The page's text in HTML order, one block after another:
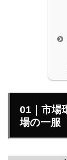
01｜市場
場の一服